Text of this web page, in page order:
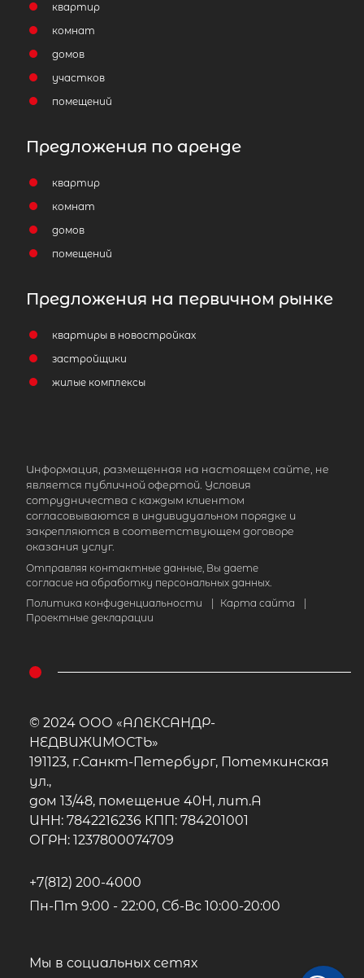
квартир
комнат
домов
участков
помещений
Предложения по аренде
квартир
комнат
домов
помещений
Предложения на первичном рынке
квартиры в новостройках
застройщики
жилые комплексы
Информация, размещенная на настоящем сайте, не
является публичной офертой. Условия
сотрудничества с каждым клиентом
согласовываются в индивидуальном порядке и
закрепляются в соответствующем договоре
оказания услуг.
Отправляя контактные данные, Вы даете
согласие на обработку персональных данных.
Политика конфиденциальности
Карта сайта
Проектные декларации
© 2024 ООО «АЛЕКСАНДР-
НЕДВИЖИМОСТЬ»
191123, г.Санкт-Петербург, Потемкинская
ул.,
дом 13/48, помещение 40Н, лит.А
ИНН: 7842216236 КПП: 784201001
ОГРН: 1237800074709
+7(812) 200-4000
Пн-Пт 9:00 - 22:00, Сб-Вс 10:00-20:00
Мы в социальных сетях